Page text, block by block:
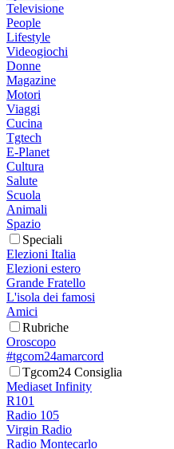
Televisione
People
Lifestyle
Videogiochi
Donne
Magazine
Motori
Viaggi
Cucina
Tgtech
E-Planet
Cultura
Salute
Scuola
Animali
Spazio
Speciali
Elezioni Italia
Elezioni estero
Grande Fratello
L'isola dei famosi
Amici
Rubriche
Oroscopo
#tgcom24amarcord
Tgcom24 Consiglia
Mediaset Infinity
R101
Radio 105
Virgin Radio
Radio Montecarlo